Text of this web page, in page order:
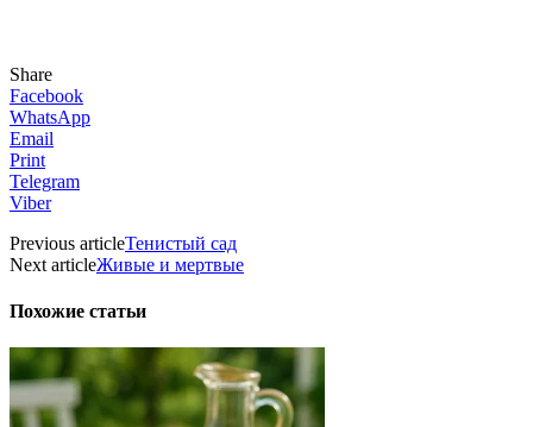
Share
Facebook
WhatsApp
Email
Print
Telegram
Viber
Previous articleТенистый сад
Next articleЖивые и мертвые
Похожие статьи